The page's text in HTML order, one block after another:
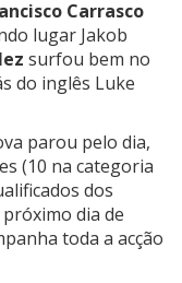
Carrasco
lugar Jakob
surfou bem no
do inglês Luke
parou pelo dia,
(10 na categoria
dos
dia de
toda a acção